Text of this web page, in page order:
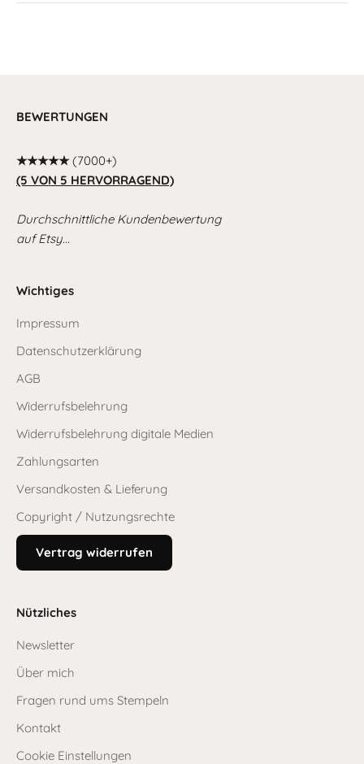
BEWERTUNGEN
★★★★★(7000+)
(5 VON 5 HERVORRAGEND)
Durchschnittliche Kundenbewertung
auf Etsy...
Wichtiges
Impressum
Datenschutzerklärung
AGB
Widerrufsbelehrung
Widerrufsbelehrung digitale Medien
Zahlungsarten
Versandkosten & Lieferung
Copyright / Nutzungsrechte
Vertrag widerrufen
Nützliches
Newsletter
Über mich
Fragen rund ums Stempeln
Kontakt
Cookie Einstellungen